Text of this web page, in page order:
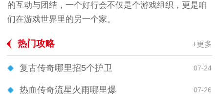
的互动与团结，一个好行会不仅是个游戏组织，更是咱
们在游戏世界里的另一个家。
热门攻略 +更多
复古传奇哪里招5个护卫 07-24
热血传奇流星火雨哪里爆 07-26